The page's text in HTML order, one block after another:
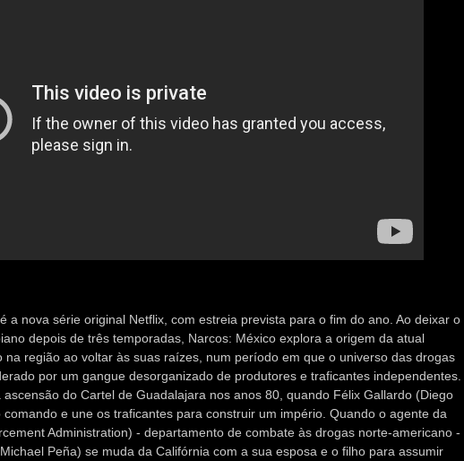
a nova série original Netflix, com estreia prevista para o fim do ano. Ao deixar o
depois de três temporadas, Narcos: México explora a origem da atual
na região ao voltar às suas raízes, num período em que o universo das drogas
por um gangue desorganizado de produtores e traficantes independentes.
ascensão do Cartel de Guadalajara nos anos 80, quando Félix Gallardo (Diego
comando e une os traficantes para construir um império. Quando o agente da
Administration) - departamento de combate às drogas norte-americano -
Peña) se muda da Califórnia com a sua esposa e o filho para assumir